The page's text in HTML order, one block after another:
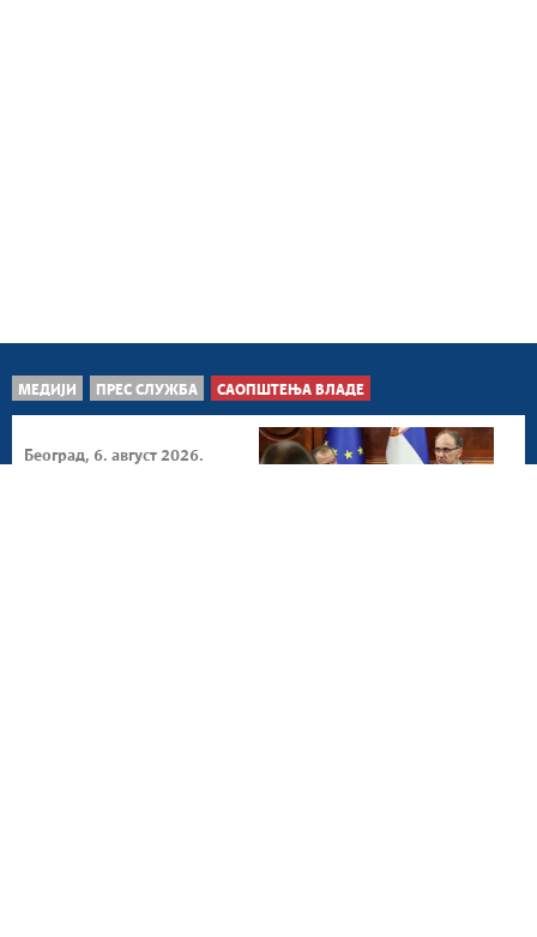
МЕДИЈИ ПРЕС СЛУЖБА САОПШТЕЊА ВЛАДЕ
Београд, 6. август 2026.